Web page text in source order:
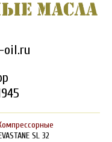
oil.ru
SL 32